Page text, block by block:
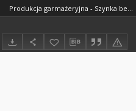
Produkcja garmażeryjna - Szynka bez kości uformowana do pieczenia oraz pozostałe elementy porozbiorowe uzyskane z rozbioru szynki z golonką BN-71/8151-22